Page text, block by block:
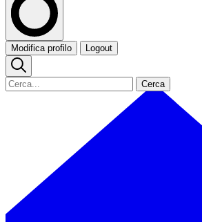
Modifica profilo Logout
Cerca